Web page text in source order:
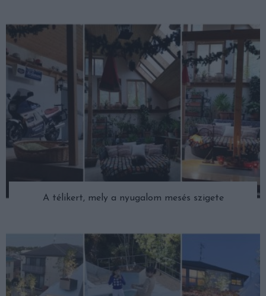
A télikert, mely a nyugalom mesés szigete